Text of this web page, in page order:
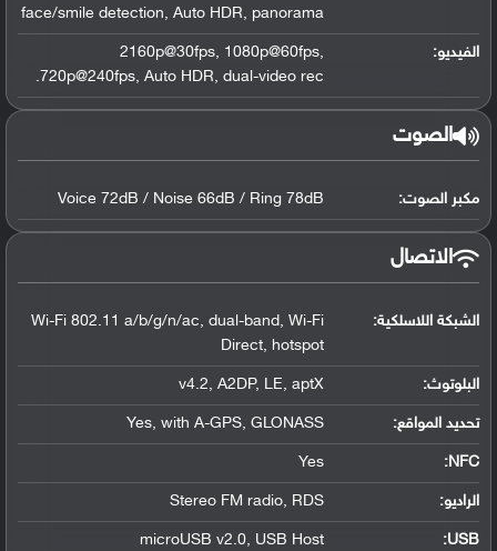
face/smile detection, Auto HDR, panorama
الفيديو:
2160p@30fps, 1080p@60fps,
720p@240fps, Auto HDR, dual-video rec.
الصوت
مكبر الصوت: Voice 72dB / Noise 66dB / Ring 78dB
الاتصال
الشبكة اللاسلكية:
Wi-Fi 802.11 a/b/g/n/ac, dual-band, Wi-Fi
Direct, hotspot
البلوتوث:
v4.2, A2DP, LE, aptX
تحديد المواقع:
Yes, with A-GPS, GLONASS
NFC
:
Yes
الراديو: Stereo FM radio, RDS
USB
:
microUSB v2.0, USB Host